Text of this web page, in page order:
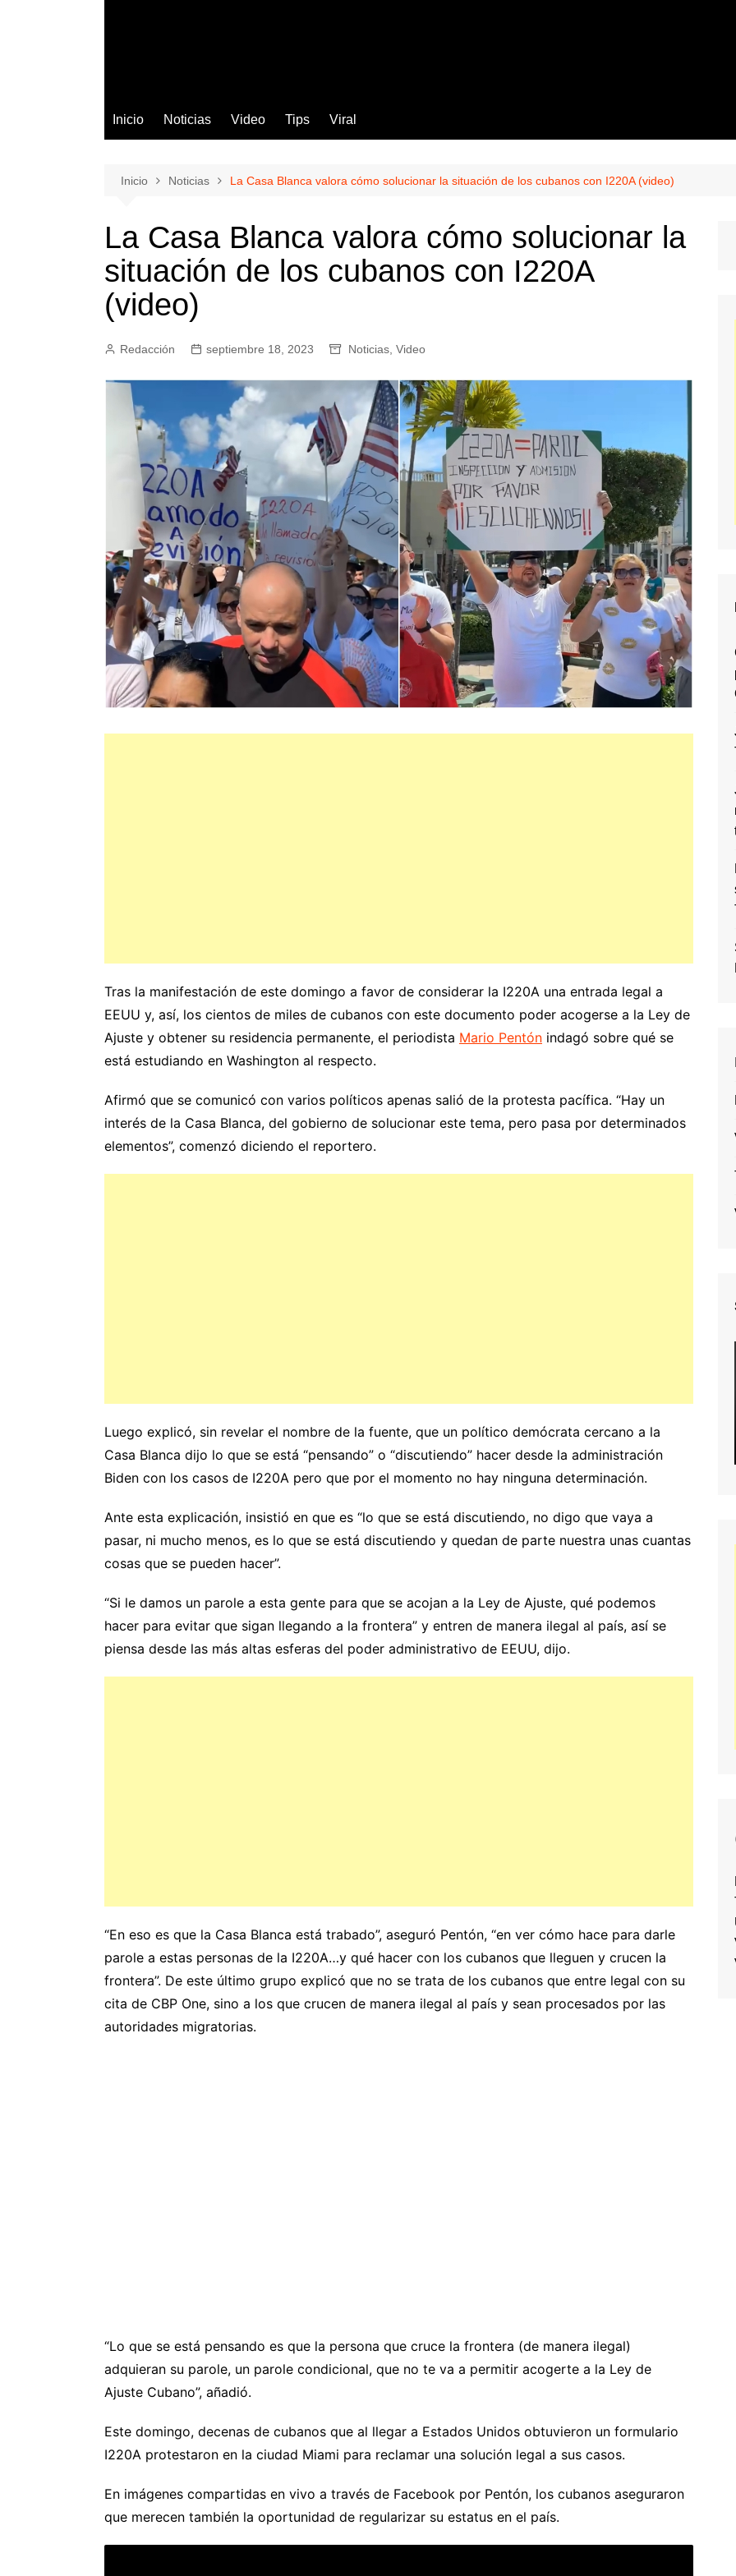
Inicio Noticias Video Tips Viral
Inicio Noticias La Casa Blanca valora cómo solucionar la situación de los cubanos con I220A (video)
La Casa Blanca valora cómo solucionar la
situación de los cubanos con I220A
(video)
Redacción septiembre 18, 2023 Noticias Video
Tras la manifestación de este domingo a favor de considerar la I220A una entrada legal a
EEUU y, así, los cientos de miles de cubanos con este documento poder acogerse a la Ley de
Ajuste y obtener su residencia permanente, el periodista Mario Pentón indagó sobre qué se
está estudiando en Washington al respecto.
Afirmó que se comunicó con varios políticos apenas salió de la protesta pacífica. “Hay un
interés de la Casa Blanca, del gobierno de solucionar este tema, pero pasa por determinados
elementos”, comenzó diciendo el reportero.
Luego explicó, sin revelar el nombre de la fuente, que un político demócrata cercano a la
Casa Blanca dijo lo que se está “pensando” o “discutiendo” hacer desde la administración
Biden con los casos de I220A pero que por el momento no hay ninguna determinación.
Ante esta explicación, insistió en que es “lo que se está discutiendo, no digo que vaya a
pasar, ni mucho menos, es lo que se está discutiendo y quedan de parte nuestra unas cuantas
cosas que se pueden hacer”.
“Si le damos un parole a esta gente para que se acojan a la Ley de Ajuste, qué podemos
hacer para evitar que sigan llegando a la frontera” y entren de manera ilegal al país, así se
piensa desde las más altas esferas del poder administrativo de EEUU, dijo.
“En eso es que la Casa Blanca está trabado”, aseguró Pentón, “en ver cómo hace para darle
parole a estas personas de la I220A…y qué hacer con los cubanos que lleguen y crucen la
frontera”. De este último grupo explicó que no se trata de los cubanos que entre legal con su
cita de CBP One, sino a los que crucen de manera ilegal al país y sean procesados por las
autoridades migratorias.
“Lo que se está pensando es que la persona que cruce la frontera (de manera ilegal)
adquieran su parole, un parole condicional, que no te va a permitir acogerte a la Ley de
Ajuste Cubano”, añadió.
Este domingo, decenas de cubanos que al llegar a Estados Unidos obtuvieron un formulario
I220A protestaron en la ciudad Miami para reclamar una solución legal a sus casos.
En imágenes compartidas en vivo a través de Facebook por Pentón, los cubanos aseguraron
que merecen también la oportunidad de regularizar su estatus en el país.